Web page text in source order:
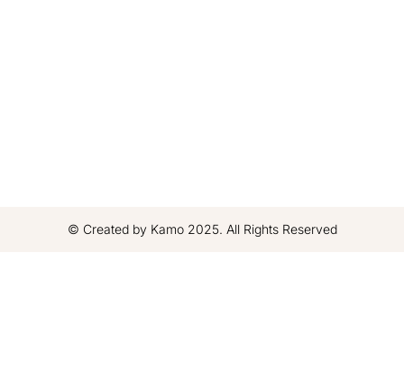
© Created by Kamo 2025. All Rights Reserved